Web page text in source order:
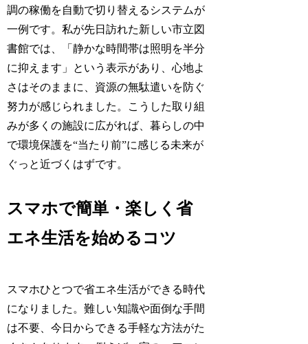
調の稼働を自動で切り替えるシステムが
一例です。私が先日訪れた新しい市立図
書館では、「静かな時間帯は照明を半分
に抑えます」という表示があり、心地よ
さはそのままに、資源の無駄遣いを防ぐ
努力が感じられました。こうした取り組
みが多くの施設に広がれば、暮らしの中
で環境保護を“当たり前”に感じる未来が
ぐっと近づくはずです。
スマホで簡単・楽しく省
エネ生活を始めるコツ
スマホひとつで省エネ生活ができる時代
になりました。難しい知識や面倒な手間
は不要、今日からできる手軽な方法がた